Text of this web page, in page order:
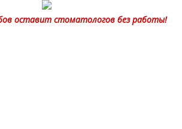
оставит стоматологов без работы!